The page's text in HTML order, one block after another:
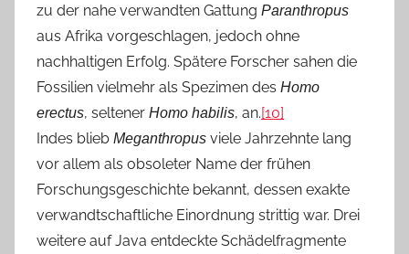
zu der nahe verwandten Gattung Paranthropus
aus Afrika vorgeschlagen, jedoch ohne
nachhaltigen Erfolg. Spätere Forscher sahen die
Fossilien vielmehr als Spezimen des Homo
erectus, seltener Homo habilis, an.[10]
Indes blieb Meganthropus viele Jahrzehnte lang
vor allem als obsoleter Name der frühen
Forschungsgeschichte bekannt, dessen exakte
verwandtschaftliche Einordnung strittig war. Drei
weitere auf Java entdeckte Schädelfragmente